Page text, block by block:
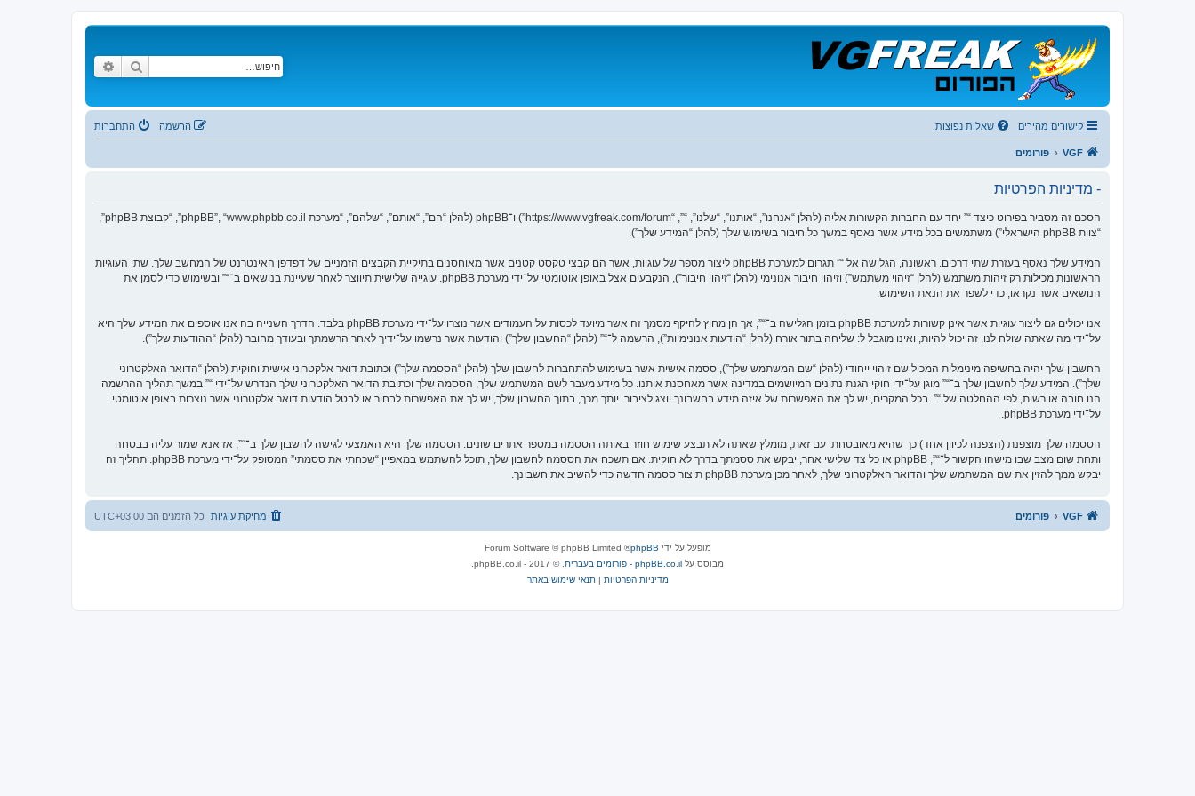
חיפוש
קישורים מהירים שאלות נפוצות התחברות הרשמה
VGF פורומים
- מדיניות הפרטיות
הסכם זה מסביר בפירוט כיצד “” יחד עם החברות הקשורות אליה (להלן “אנחנו”, “אותנו”, “שלנו”, “”, “https://www.vgfreak.com/forum”) ו־phpBB (להלן “הם”, “אותם”, “שלהם”, “מערכת phpBB”, “www.phpbb.co.il”, “קבוצת phpBB”,
“צוות phpBB הישראלי”) משתמשים בכל מידע אשר נאסף במשך כל חיבור בשימוש שלך (להלן “המידע שלך”).
המידע שלך נאסף בעזרת שתי דרכים. ראשונה, הגלישה אל “” תגרום למערכת phpBB ליצור מספר של עוגיות, אשר הם קבצי טקסט קטנים אשר מאוחסנים בתיקיית הקבצים הזמניים של דפדפן האינטרנט של המחשב שלך. שתי העוגיות
הראשונות מכילות רק זיהות משתמש (להלן “זיהוי משתמש”) וזיהוי חיבור אנונימי (להלן “זיהוי חיבור”), הנקבעים אצל באופן אוטומטי על־ידי מערכת phpBB. עוגייה שלישית תיווצר לאחר שעיינת בנושאים ב־“” ובשימוש כדי לסמן את
הנושאים אשר נקראו, כדי לשפר את הנאת השימוש.
אנו יכולים גם ליצור עוגיות אשר אינן קשורות למערכת phpBB בזמן הגלישה ב־“”, אך הן מחוץ להיקף מסמך זה אשר מיועד לכסות על העמודים אשר נוצרו על־ידי מערכת phpBB בלבד. הדרך השנייה בה אנו אוספים את המידע שלך היא
על־ידי מה שאתה שולח לנו. זה יכול להיות, ואינו מוגבל ל: שליחה בתור אורח (להלן “הודעות אנונימיות”), הרשמה ל־“” (להלן “החשבון שלך”) והודעות אשר נרשמו על־ידיך לאחר הרשמתך ובעודך מחובר (להלן “ההודעות שלך”).
החשבון שלך יהיה בחשיפה מינימלית המכיל שם זיהוי ייחודי (להלן “שם המשתמש שלך”), ססמה אישית אשר בשימוש להתחברות לחשבון שלך (להלן “הססמה שלך”) וכתובת דואר אלקטרוני אישית וחוקית (להלן “הדואר האלקטרוני
שלך”). המידע שלך לחשבון שלך ב־“” מוגן על־ידי חוקי הגנת נתונים המיושמים במדינה אשר מאחסנת אותנו. כל מידע מעבר לשם המשתמש שלך, הססמה שלך וכתובת הדואר האלקטרוני שלך הנדרש על־ידי “” במשך תהליך ההרשמה
הנו חובה או רשות, לפי ההחלטה של “”. בכל המקרים, יש לך את האפשרות של איזה מידע בחשבונך יוצג לציבור. יותך מכך, בתוך החשבון שלך, יש לך את האפשרות לבחור או לבטל הודעות דואר אלקטרוני אשר נוצרות באופן אוטומטי
על־ידי מערכת phpBB.
הססמה שלך מוצפנת (הצפנה לכיוון אחד) כך שהיא מאובטחת. עם זאת, מומלץ שאתה לא תבצע שימוש חוזר באותה הססמה במספר אתרים שונים. הססמה שלך היא האמצעי לגישה לחשבון שלך ב־“”, אז אנא שמור עליה בבטחה
ותחת שום מצב שבו מישהו הקשור ל־“”, phpBB או כל צד שלישי אחר, יבקש את ססמתך בדרך לא חוקית. אם תשכח את הססמה לחשבון שלך, תוכל להשתמש במאפיין “שכחתי את ססמתי” המסופק על־ידי מערכת phpBB. תהליך זה
יבקש ממך להזין את שם המשתמש שלך והדואר האלקטרוני שלך, לאחר מכן מערכת phpBB תיצור ססמה חדשה כדי להשיב את חשבונך.
VGF פורומים כל הזמנים הם UTC+03:00 מחיקת עוגיות
מופעל על ידי phpBB
® Forum Software © phpBB Limited
מבוסס על phpBB.co.il - פורומים בעברית
. © 2017 - phpBB.co.il.
מדיניות הפרטיות |תנאי שימוש באתר